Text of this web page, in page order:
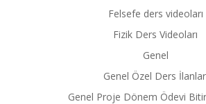
Felsefe ders videoları
Fizik Ders Videoları
Genel
Genel Özel Ders
Genel Proje Dönem Ödevi